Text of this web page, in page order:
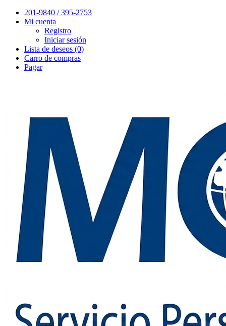
201-9840 / 395-2753
Mi cuenta
Registro
Iniciar sesión
Lista de deseos (0)
Carro de compras
Pagar